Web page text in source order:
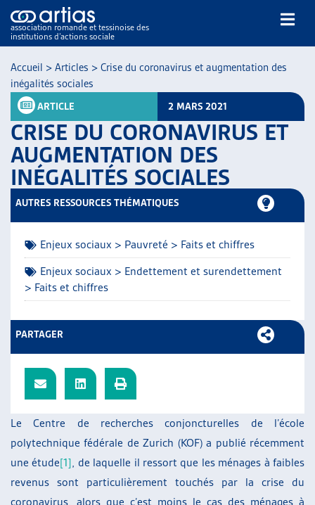
association romande et tessinoise des
institutions d’actions sociale
NOS PUBLICATIONS
ARTICLES
RESSOURCES
THÉMATIQUES
GUIDE SOCIAL ROMAND
ARTIAS
JOURNÉES D’AUTOMNE
Accueil > Articles > Crise du coronavirus et augmentation des
inégalités sociales
ARTICLE 2 MARS 2021
CRISE DU CORONAVIRUS ET
AUGMENTATION DES
INÉGALITÉS SOCIALES
Le Centre de recherches conjoncturelles de l’école
polytechnique fédérale de Zurich (KOF) a publié récemment
une étude[1], de laquelle il ressort que les ménages à faibles
revenus sont particulièrement touchés par la crise du
coronavirus, alors que c’est moins le cas des ménages à
AUTRES RESSOURCES THÉMATIQUES
Enjeux sociaux > Pauvreté > Faits et chiffres
Enjeux sociaux > Endettement et surendettement
> Faits et chiffres
PARTAGER